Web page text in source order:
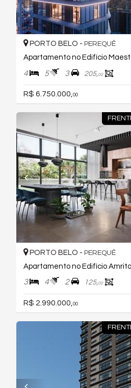
PORTO BELO - PEREQUÊ
Apartamento no Edifício
4 5 3 205,00
R$ 6.750.000,00
PORTO BELO - PEREQUÊ
Apartamento no Edifício
3 4 2 125,00
R$ 2.990.000, 00